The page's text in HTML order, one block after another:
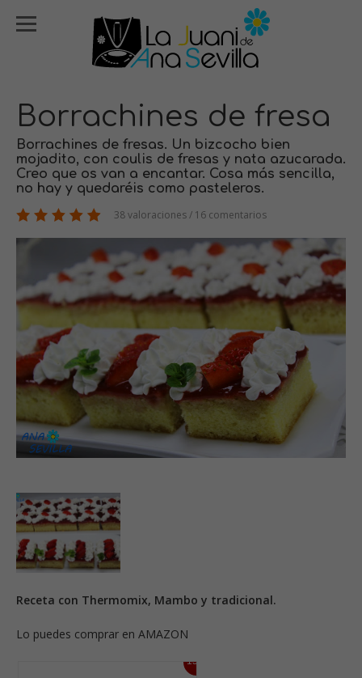
Borrachines de fresa
Borrachines de fresas. Un bizcocho bien
mojadito, con coulis de fresas y nata azucarada.
Creo que os van a encantar. Cosa más sencilla,
no hay y quedaréis como pasteleros.
38 valoraciones / 16 comentarios
Receta con Thermomix, Mambo y tradicional.
Lo puedes comprar en AMAZON
15%